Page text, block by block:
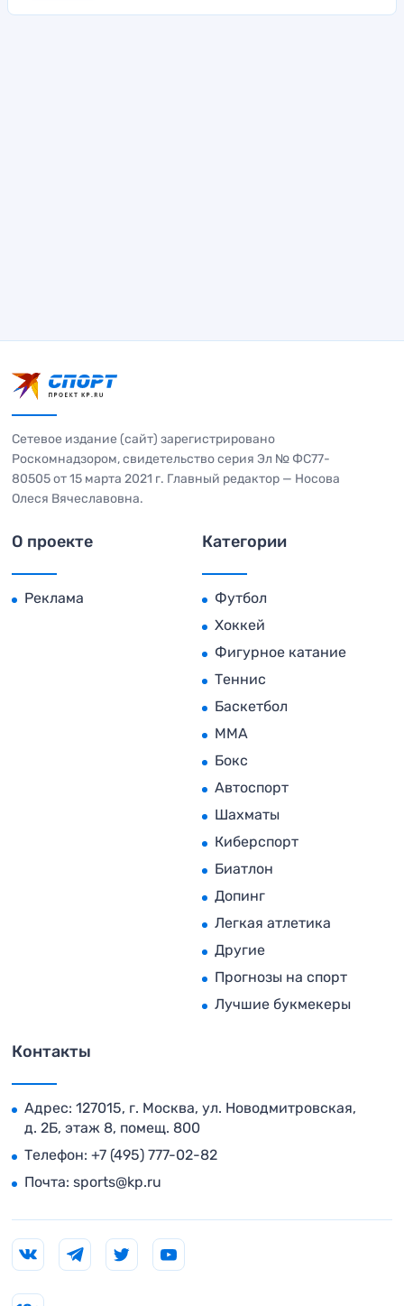
Сетевое издание (сайт) зарегистрировано
Роскомнадзором, свидетельство серия Эл № ФС77-
80505 от 15 марта 2021 г. Главный редактор — Носова
Олеся Вячеславовна.
О проекте
Реклама
Категории
Футбол
Хоккей
Фигурное катание
Теннис
Баскетбол
MMA
Бокс
Автоспорт
Шахматы
Киберспорт
Биатлон
Допинг
Легкая атлетика
Другие
Прогнозы на спорт
Лучшие букмекеры
Контакты
Адрес: 127015, г. Москва, ул. Новодмитровская,
д. 2Б, этаж 8, помещ. 800
Телефон: +7 (495) 777-02-82
Почта: sports@kp.ru